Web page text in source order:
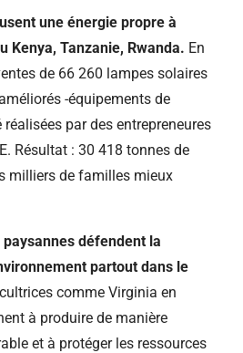
une énergie propre à
Kenya, Tanzanie, Rwanda. En
de 66 260 lampes solaires
-équipements de
par des entrepreneures
Résultat : 30 418 tonnes de
milliers de familles mieux
défendent la
partout dans le
comme Virginia en
à produire de manière
et à protéger les ressources